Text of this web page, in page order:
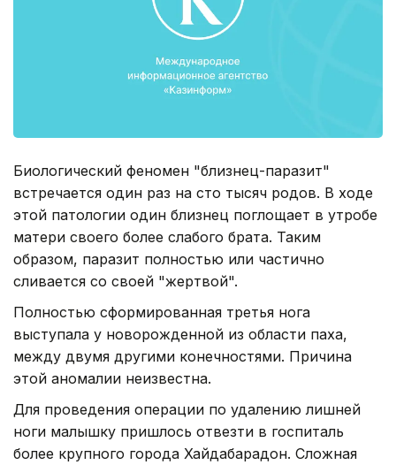
Биологический феномен "близнец-паразит"
встречается один раз на сто тысяч родов. В ходе
этой патологии один близнец поглощает в утробе
матери своего более слабого брата. Таким
образом, паразит полностью или частично
сливается со своей "жертвой".
Полностью сформированная третья нога
выступала у новорожденной из области паха,
между двумя другими конечностями. Причина
этой аномалии неизвестна.
Для проведения операции по удалению лишней
ноги малышку пришлось отвезти в госпиталь
более крупного города Хайдабарадон. Сложная